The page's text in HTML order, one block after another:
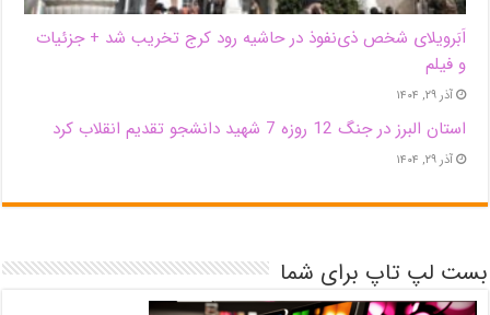
اَبَر‌ویلای شخص ذی‌نفوذ در حاشیه‌ رود کرج تخریب شد + جزئیات
و فیلم
آذر ۲۹, ۱۴۰۴
استان البرز در جنگ 12 روزه 7 شهید دانشجو تقدیم انقلاب کرد
آذر ۲۹, ۱۴۰۴
بست لپ تاپ برای شما